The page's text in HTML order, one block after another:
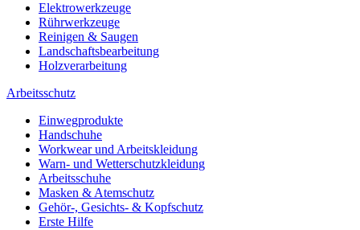
Elektrowerkzeuge
Rührwerkzeuge
Reinigen & Saugen
Landschaftsbearbeitung
Holzverarbeitung
Arbeitsschutz
Einwegprodukte
Handschuhe
Workwear und Arbeitskleidung
Warn- und Wetterschutzkleidung
Arbeitsschuhe
Masken & Atemschutz
Gehör-, Gesichts- & Kopfschutz
Erste Hilfe